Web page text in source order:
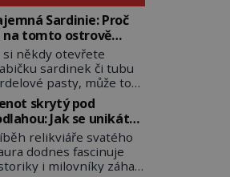
Sardinie: Proč
na tomto ostrově
pytlovat
brambory“?
si někdy otevřete
sardinek či tubu
pasty, může to
i lehké pozvání na
do srdce
moře, na
hrdých Sardů.
jste, že to byl právě
ostrov Sardinie,
skrytý pod
Jak se unikátní
poklad dostal
zapadlého Bečova?
relikviáře svatého
dodnes fascinuje
i milovníky záhad